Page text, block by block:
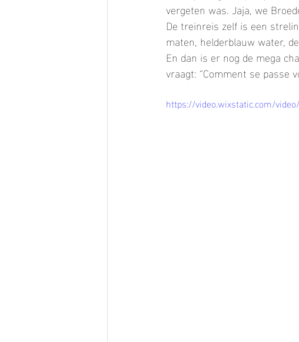
vergeten was. Jaja, we
De treinreis zelf is een
maten, helderblauw water,
En dan is er nog de mega
vraagt: “Comment se passe
https://video.wixstatic.com/